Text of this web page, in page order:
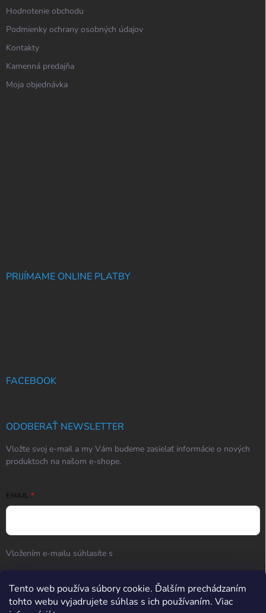
Tento web používa súbory cookie. Ďalším prechádzaním
tohto webu vyjadrujete súhlas s ich používaním. Viac
Hodnotenie obchodu
Podmienky ochrany osobných údajov
Kontakty
Kamenná predajňa
Moja objednávka
PRIJÍMAME ONLINE PLATBY
FACEBOOK
ODOBERAŤ NEWSLETTER
Vložte svoj e-mail a my Vám budeme zasielať informácie o nových
produktoch na našom e-shope.
EMAIL
Vložením e-mailu súhlasíte s
Prihlásiť sa